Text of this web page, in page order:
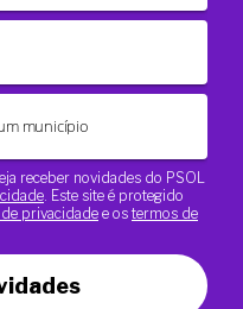
receber novidades do PSOL
. Este site é protegido
privacidadee os termos de